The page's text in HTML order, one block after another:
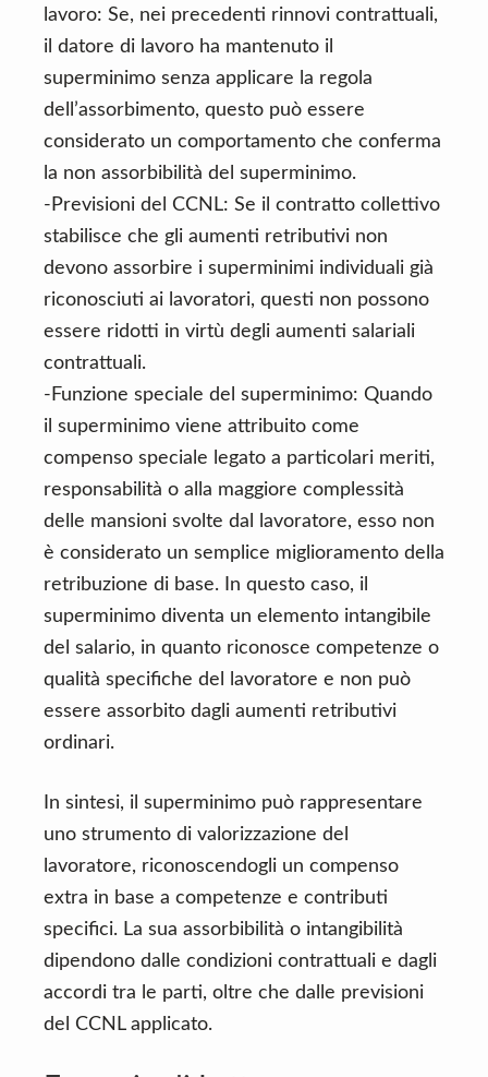
lavoro: Se, nei precedenti rinnovi contrattuali,
il datore di lavoro ha mantenuto il
superminimo senza applicare la regola
dell’assorbimento, questo può essere
considerato un comportamento che conferma
la non assorbibilità del superminimo.
-Previsioni del CCNL: Se il contratto collettivo
stabilisce che gli aumenti retributivi non
devono assorbire i superminimi individuali già
riconosciuti ai lavoratori, questi non possono
essere ridotti in virtù degli aumenti salariali
contrattuali.
-Funzione speciale del superminimo: Quando
il superminimo viene attribuito come
compenso speciale legato a particolari meriti,
responsabilità o alla maggiore complessità
delle mansioni svolte dal lavoratore, esso non
è considerato un semplice miglioramento della
retribuzione di base. In questo caso, il
superminimo diventa un elemento intangibile
del salario, in quanto riconosce competenze o
qualità specifiche del lavoratore e non può
essere assorbito dagli aumenti retributivi
ordinari.
In sintesi, il superminimo può rappresentare
uno strumento di valorizzazione del
lavoratore, riconoscendogli un compenso
extra in base a competenze e contributi
specifici. La sua assorbibilità o intangibilità
dipendono dalle condizioni contrattuali e dagli
accordi tra le parti, oltre che dalle previsioni
del CCNL applicato.